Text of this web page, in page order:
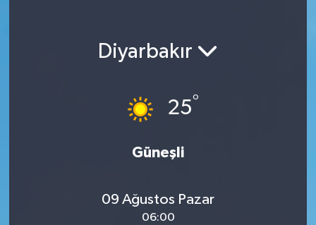
Diyarbakır
25°
Güneşli
09 Ağustos Pazar
06:00